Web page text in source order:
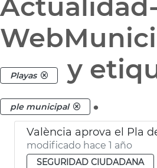
Playas y
ple municipal .
modificado hace 1 año
SEGURIDAD CIUDADANA